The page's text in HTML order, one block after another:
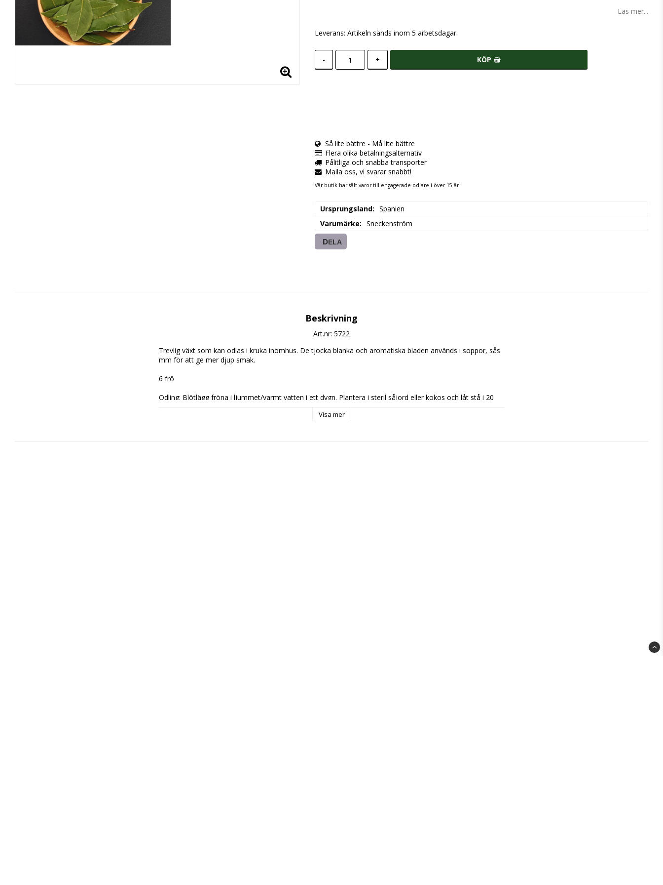
Läs mer...
Leverans: Artikeln sänds inom 5 arbetsdagar.
- + KÖP
Så lite bättre - Må lite bättre
Flera olika betalningsalternativ
Pålitliga och snabba transporter
Maila oss, vi svarar snabbt!
Vår butik har sålt varor till engagerade odlare i över 15 år
Ursprungsland
Spanien
Varumärke
Sneckenström
DELA
Beskrivning
Art.nr: 5722
Trevlig växt som kan odlas i kruka inomhus. De tjocka blanka och aromatiska bladen används i soppor, sås
mm för att ge mer djup smak.
6 frö
Odling: Blötlägg fröna i ljummet/varmt vatten i ett dygn. Plantera i steril såjord eller kokos och låt stå i 20
Visa mer